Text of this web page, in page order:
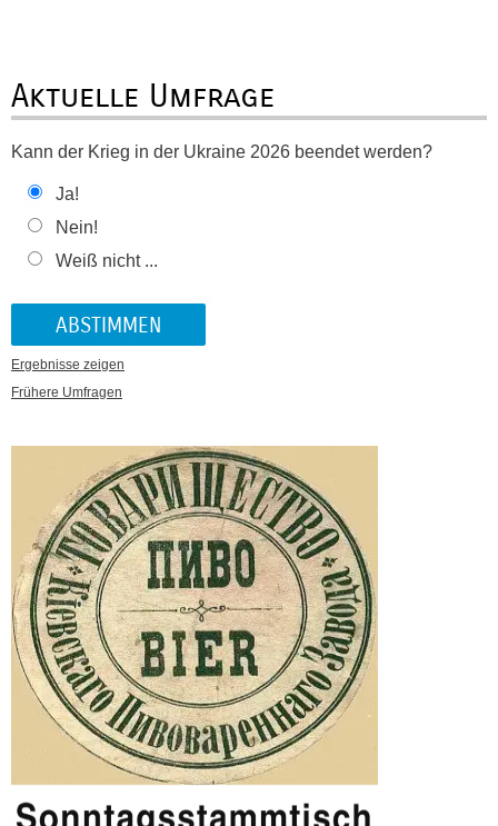
Aktuelle Umfrage
Kann der Krieg in der Ukraine 2026 beendet werden?
Ja!
Nein!
Weiß nicht ...
Ergebnisse zeigen
Frühere Umfragen